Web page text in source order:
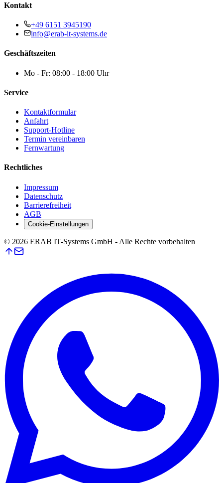
Kontakt
+49 6151 3945190
info@erab-it-systems.de
Geschäftszeiten
Mo - Fr: 08:00 - 18:00 Uhr
Service
Kontaktformular
Anfahrt
Support-Hotline
Termin vereinbaren
Fernwartung
Rechtliches
Impressum
Datenschutz
Barrierefreiheit
AGB
Cookie-Einstellungen
© 2026 ERAB IT-Systems GmbH - Alle Rechte vorbehalten